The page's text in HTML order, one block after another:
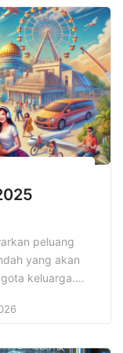
untuk
terstruktur
peluang
yang akan
keluarga.
alam yang
pilihan untuk